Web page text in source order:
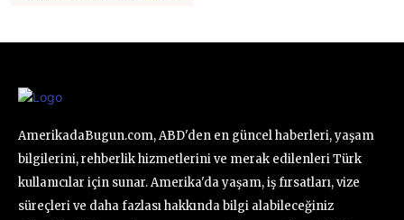
AmerikadaBugun.com, ABD'den en güncel haberleri, yaşam
bilgilerini, rehberlik hizmetlerini ve merak edilenleri Türk
kullanıcılar için sunar. Amerika'da yaşam, iş fırsatları, vize
süreçleri ve daha fazlası hakkında bilgi alabileceğiniz